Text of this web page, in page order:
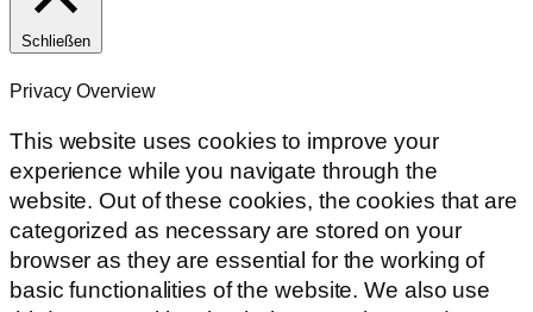
Schließen
Privacy Overview
This website uses cookies to improve your
experience while you navigate through the
website. Out of these cookies, the cookies that are
categorized as necessary are stored on your
browser as they are essential for the working of
basic functionalities of the website. We also use